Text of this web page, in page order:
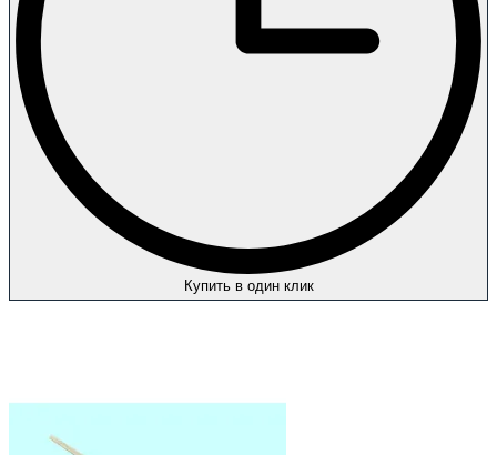
Купить в один клик